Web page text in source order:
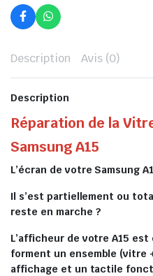
Description Avis (0)
Description
Réparation de la
Samsung A15
L’écran de votre Samsung
Il s’est partiellement ou
reste en marche ?
L’afficheur de votre A15
forment un ensemble (vitre
affichage et un tactile